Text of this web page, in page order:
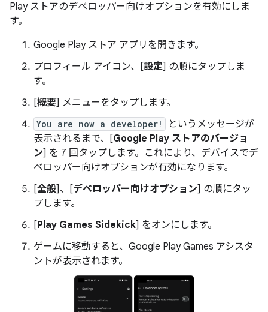
Play ストアのデベロッパー向けオプションを有効にしま
す。
Google Play ストア アプリを開きます。
プロフィール アイコン、[設定] の順にタップしま
す。
[概要] メニューをタップします。
You are now a developer!
というメッセージが
表示されるまで、[Google Play ストアのバージョ
ン] を 7 回タップします。これにより、デバイスでデ
ベロッパー向けオプションが有効になります。
[全般]、[デベロッパー向けオプション] の順にタッ
プします。
[Play Games Sidekick] をオンにします。
ゲームに移動すると、Google Play Games アシスタ
ントが表示されます。